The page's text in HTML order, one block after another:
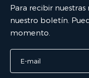
Para recibir nuestras
nuestro boletín.
momento.